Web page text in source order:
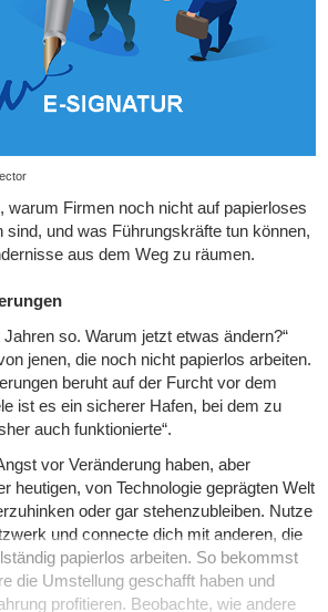
warum Firmen noch nicht auf papierloses
sind, und was Führungskräfte tun können,
aus dem Weg zu räumen.
so. Warum jetzt etwas ändern?“
jenen, die noch nicht papierlos arbeiten.
beruht auf der Furcht vor dem
ist es ein sicherer Hafen, bei dem zu
auch funktionierte“.
vor Veränderung haben, aber
heutigen, von Technologie geprägten Welt
oder gar stehenzubleiben. Nutze
und connecte dich mit anderen, die
papierlos arbeiten. So bekommst
die Umstellung geschafft haben und
profitieren. Beobachte, wie andere